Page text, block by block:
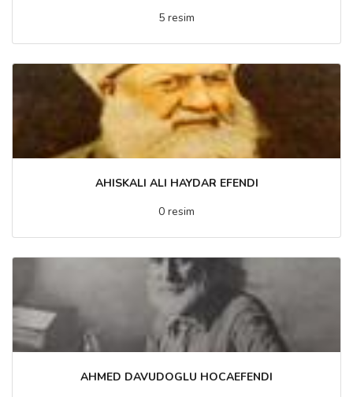
5 resim
AHISKALI ALI HAYDAR EFENDI
0 resim
AHMED DAVUDOGLU HOCAEFENDI